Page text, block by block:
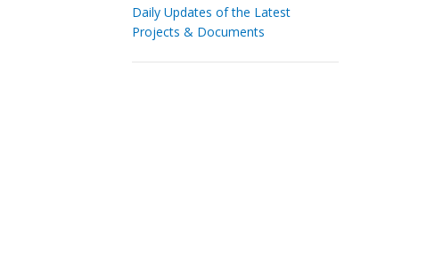
Daily Updates of the Latest
Projects & Documents